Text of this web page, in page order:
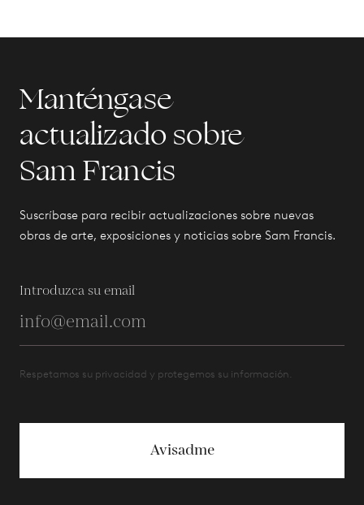
Manténgase
actualizado sobre
Sam Francis
Suscríbase para recibir actualizaciones sobre nuevas
obras de arte, exposiciones y noticias sobre Sam Francis.
Introduzca su email
Respetamos su privacidad y protegemos su información.
Avisadme